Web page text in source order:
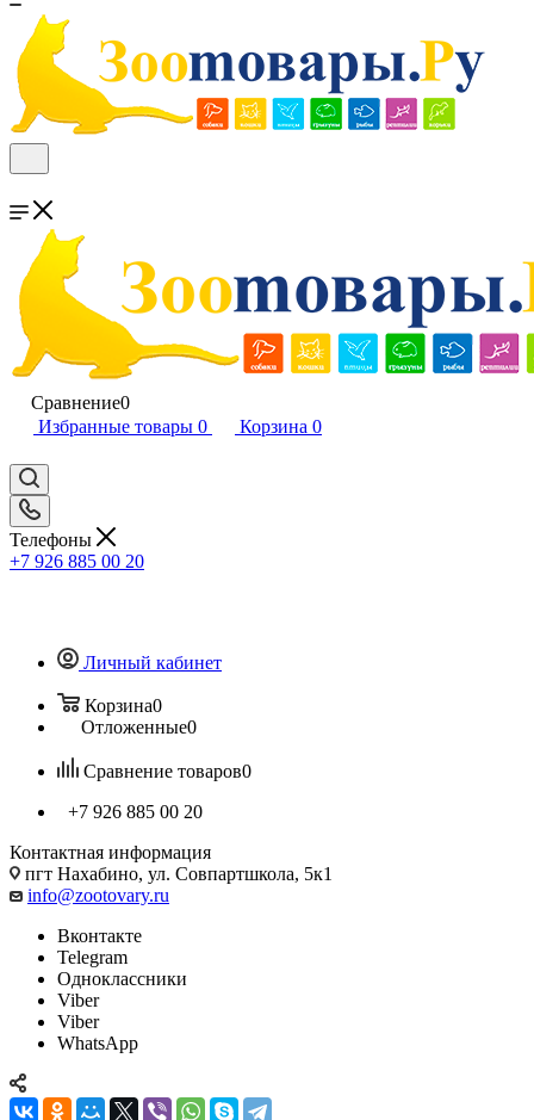
Сравнение0
Избранные товары 0 Корзина 0
Телефоны
+7 926 885 00 20
Личный кабинет
Корзина0
Отложенные0
Сравнение товаров0
+7 926 885 00 20
Контактная информация
пгт Нахабино, ул. Совпартшкола, 5к1
info@zootovary.ru
Вконтакте
Telegram
Одноклассники
Viber
Viber
WhatsApp